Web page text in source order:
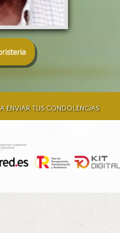
ENVIAR TUS CONDOLENCIAS